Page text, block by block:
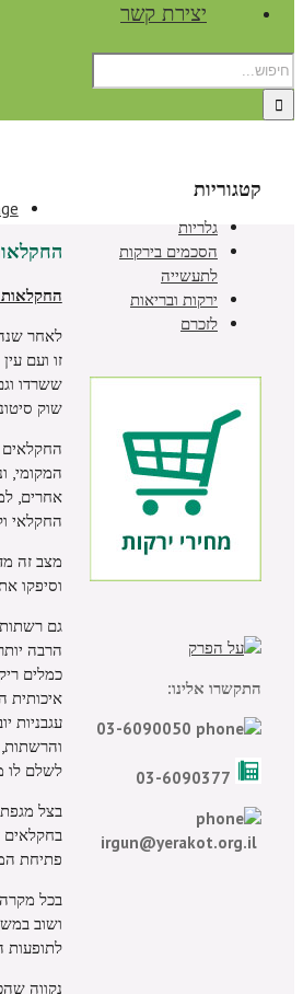
יצירת קשר
לאחר
זו ועם
ששרדו
שוק
החקלאים
המקומי,
החקלאי
מצב זה
וסיפקו
גם
הרבה
כמלים
עגבניות
לשלם לו
בצל מגפת
בחקלאים
פתיחת
בכל מקרה
ושוב
לתופעות
נקווה
קטגוריות
גלריות
הסכמים בירקות
לתעשייה
ירקות ובריאות
לזכרם
התקשרו אלינו: